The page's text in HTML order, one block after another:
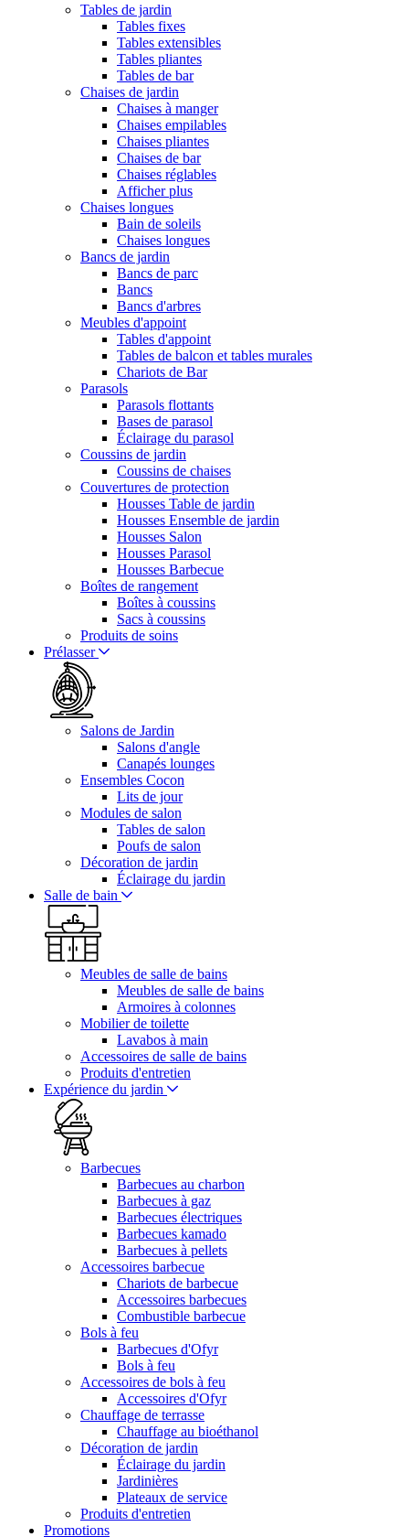
Tables de jardin
Tables fixes
Tables extensibles
Tables pliantes
Tables de bar
Chaises de jardin
Chaises à manger
Chaises empilables
Chaises pliantes
Chaises de bar
Chaises réglables
Afficher plus
Chaises longues
Bain de soleils
Chaises longues
Bancs de jardin
Bancs de parc
Bancs
Bancs d'arbres
Meubles d'appoint
Tables d'appoint
Tables de balcon et tables murales
Chariots de Bar
Parasols
Parasols flottants
Bases de parasol
Éclairage du parasol
Coussins de jardin
Coussins de chaises
Couvertures de protection
Housses Table de jardin
Housses Ensemble de jardin
Housses Salon
Housses Parasol
Housses Barbecue
Boîtes de rangement
Boîtes à coussins
Sacs à coussins
Produits de soins
Prélasser
Salons de Jardin
Salons d'angle
Canapés lounges
Ensembles Cocon
Lits de jour
Modules de salon
Tables de salon
Poufs de salon
Décoration de jardin
Éclairage du jardin
Salle de bain
Meubles de salle de bains
Meubles de salle de bains
Armoires à colonnes
Mobilier de toilette
Lavabos à main
Accessoires de salle de bains
Produits d'entretien
Expérience du jardin
Barbecues
Barbecues au charbon
Barbecues à gaz
Barbecues électriques
Barbecues kamado
Barbecues à pellets
Accessoires barbecue
Chariots de barbecue
Accessoires barbecues
Combustible barbecue
Bols à feu
Barbecues d'Ofyr
Bols à feu
Accessoires de bols à feu
Accessoires d'Ofyr
Chauffage de terrasse
Chauffage au bioéthanol
Décoration de jardin
Éclairage du jardin
Jardinières
Plateaux de service
Produits d'entretien
Promotions